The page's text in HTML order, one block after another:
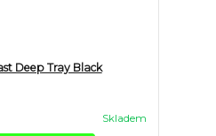
Deep Tray Black
Skladem